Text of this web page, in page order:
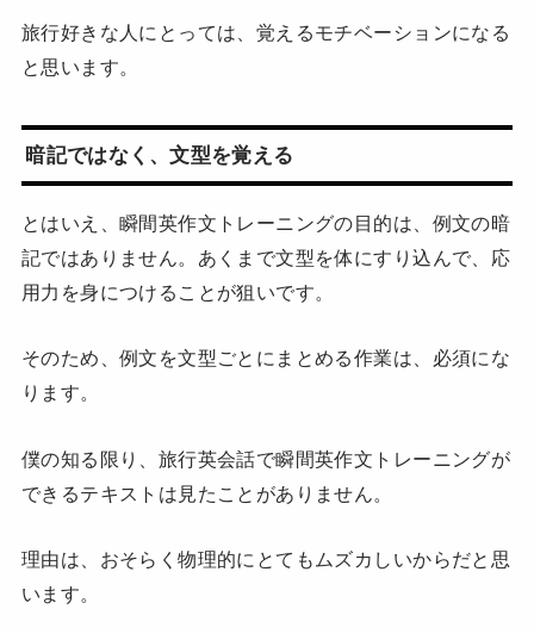
旅行好きな人にとっては、覚えるモチベーションになる
と思います。
暗記ではなく、文型を覚える
とはいえ、瞬間英作文トレーニングの目的は、例文の暗
記ではありません。あくまで文型を体にすり込んで、応
用力を身につけることが狙いです。
そのため、例文を文型ごとにまとめる作業は、必須にな
ります。
僕の知る限り、旅行英会話で瞬間英作文トレーニングが
できるテキストは見たことがありません。
理由は、おそらく物理的にとてもムズカしいからだと思
います。